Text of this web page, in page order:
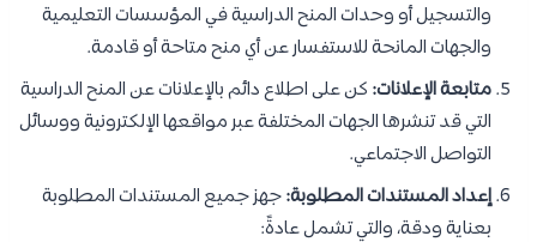
والتسجيل أو وحدات المنح الدراسية في المؤسسات التعليمية
والجهات المانحة للاستفسار عن أي منح متاحة أو قادمة.
متابعة الإعلانات: كن على اطلاع دائم بالإعلانات عن المنح الدراسية
التي قد تنشرها الجهات المختلفة عبر مواقعها الإلكترونية ووسائل
التواصل الاجتماعي.
إعداد المستندات المطلوبة:جهز جميع المستندات المطلوبة
بعناية ودقة، والتي تشمل عادةً: